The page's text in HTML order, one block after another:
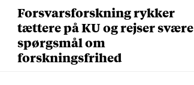
Forsvarsforskning rykker
tættere på KU og rejser svære
spørgsmål om
forskningsfrihed